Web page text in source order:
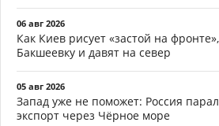
06 авг 2026
Как Киев рисует «застой на
Бакшеевку и давят на север
05 авг 2026
Запад уже не поможет: Россия
экспорт через Чёрное море